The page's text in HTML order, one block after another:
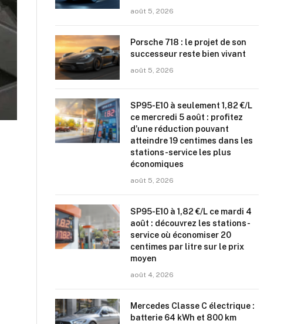
août 5, 2026
Porsche 718 : le projet de son
successeur reste bien vivant
août 5, 2026
SP95-E10 à seulement 1,82 €/L
ce mercredi 5 août : profitez
d’une réduction pouvant
atteindre 19 centimes dans les
stations-service les plus
économiques
août 5, 2026
SP95-E10 à 1,82 €/L ce mardi 4
août : découvrez les stations-
service où économiser 20
centimes par litre sur le prix
moyen
août 4, 2026
Mercedes Classe C électrique :
batterie 64 kWh et 800 km